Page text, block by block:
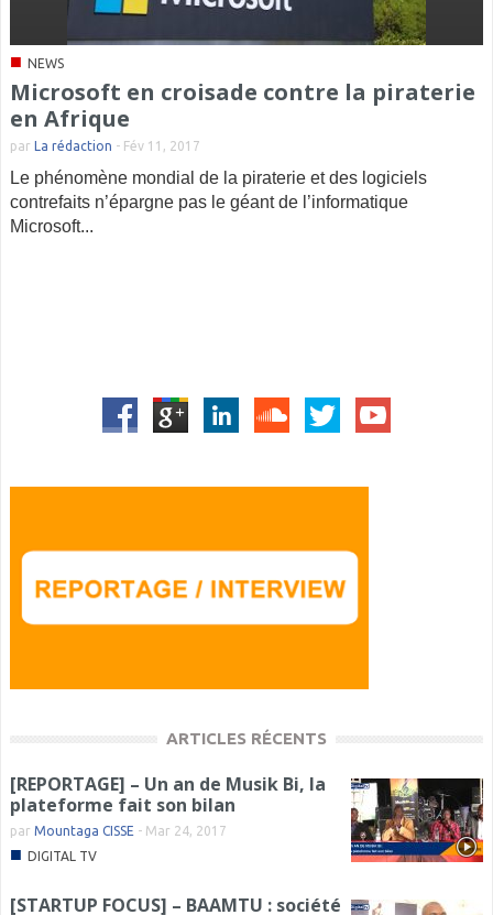
■ NEWS
Microsoft en croisade contre la piraterie
en Afrique
par La rédaction - Fév 11, 2017
Le phénomène mondial de la piraterie et des logiciels
contrefaits n’épargne pas le géant de l’informatique
Microsoft...
ARTICLES RÉCENTS
[REPORTAGE] – Un an de Musik Bi, la
plateforme fait son bilan
par Mountaga CISSE - Mar 24, 2017
■ DIGITAL TV
[STARTUP FOCUS] – BAAMTU : société